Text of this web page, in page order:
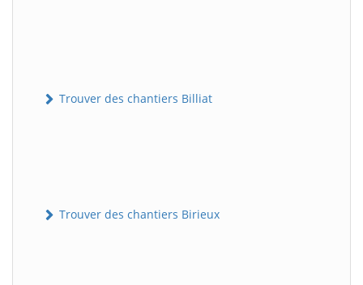
Trouver des chantiers Billiat
Trouver des chantiers Birieux